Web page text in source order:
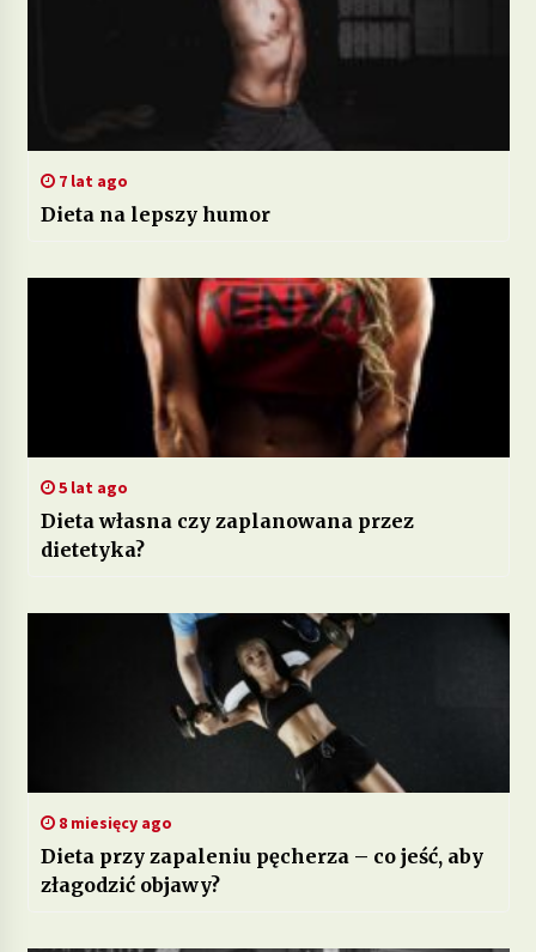
7 lat ago
Dieta na lepszy humor
5 lat ago
Dieta własna czy zaplanowana przez
dietetyka?
8 miesięcy ago
Dieta przy zapaleniu pęcherza – co jeść, aby
złagodzić objawy?